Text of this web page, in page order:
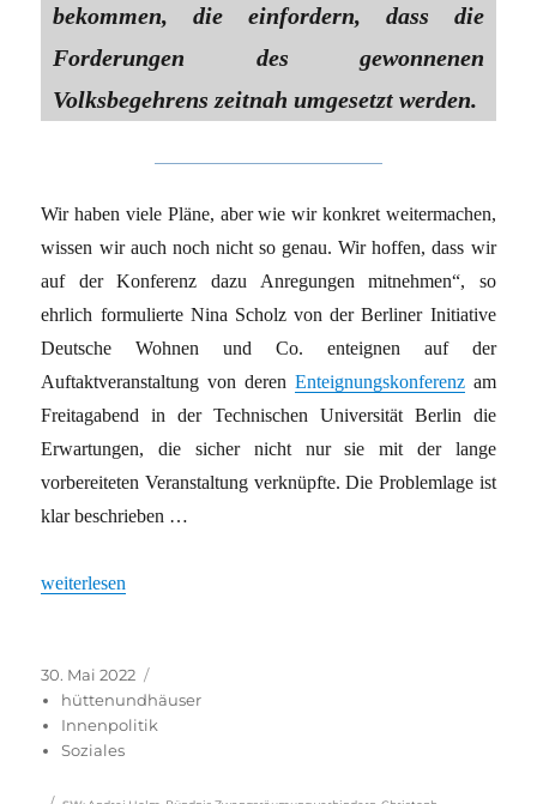
bekommen, die einfordern, dass die
Forderungen des gewonnenen
Volksbegehrens zeitnah umgesetzt werden.
Wir haben viele Pläne, aber wie wir konkret weitermachen,
wissen wir auch noch nicht so genau. Wir hoffen, dass wir
auf der Konferenz dazu Anregungen mitnehmen“, so
ehrlich formulierte Nina Scholz von der Berliner Initiative
Deutsche Wohnen und Co. enteignen auf der
Auftaktveranstaltung von deren Enteignungskonferenzam
Freitagabend in der Technischen Universität Berlin die
Erwartungen, die sicher nicht nur sie mit der lange
vorbereiteten Veranstaltung verknüpfte. Die Problemlage ist
klar beschrieben …
„Wohnungsmarkt: Wenn die Mehrheit andere Spielregeln will“
weiterlesen
Veröffentlicht
am
30. Mai 2022
hüttenundhäuser
Innenpolitik
Soziales
Schlagwörter